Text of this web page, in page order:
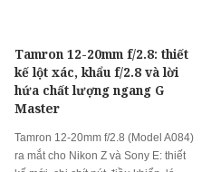
Tamron 12-20mm f/2.8: thiết
kế lột xác, khẩu f/2.8 và lời
hứa chất lượng ngang G
Master
Tamron 12-20mm f/2.8 (Model A084)
ra mắt cho Nikon Z và Sony E: thiết